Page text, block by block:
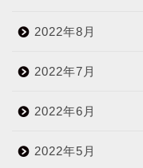
2022年8月
2022年7月
2022年6月
2022年5月